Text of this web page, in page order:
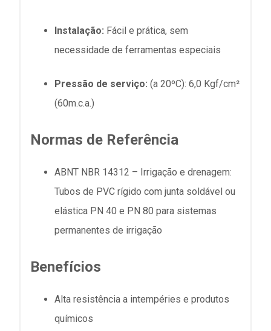
Instalação: Fácil e prática, sem
necessidade de ferramentas especiais
Pressão de serviço: (a 20ºC): 6,0 Kgf/cm²
(60m.c.a.)
Normas de Referência
ABNT NBR 14312 – Irrigação e drenagem:
Tubos de PVC rígido com junta soldável ou
elástica PN 40 e PN 80 para sistemas
permanentes de irrigação
Benefícios
Alta resistência a intempéries e produtos
químicos